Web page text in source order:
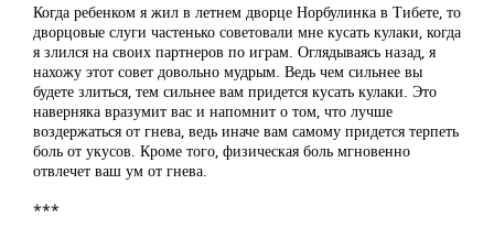
Когда ребенком я жил в летнем дворце Норбулинка в Тибете, то
дворцовые слуги частенько советовали мне кусать кулаки, когда
я злился на своих партнеров по играм. Оглядываясь назад, я
нахожу этот совет довольно мудрым. Ведь чем сильнее вы
будете злиться, тем сильнее вам придется кусать кулаки. Это
наверняка вразумит вас и напомнит о том, что лучше
воздержаться от гнева, ведь иначе вам самому придется терпеть
боль от укусов. Кроме того, физическая боль мгновенно
отвлечет ваш ум от гнева.
***